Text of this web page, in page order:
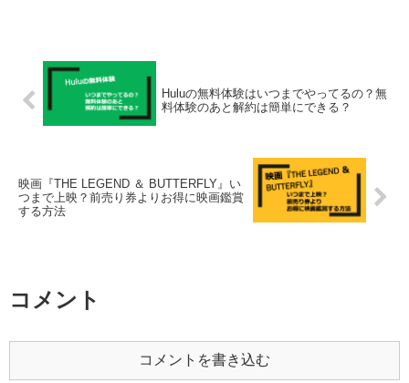
Huluの無料体験はいつまでやってるの？無
料体験のあと解約は簡単にできる？
映画『THE LEGEND ＆ BUTTERFLY』い
つまで上映？前売り券よりお得に映画鑑賞
する方法
コメント
コメントを書き込む